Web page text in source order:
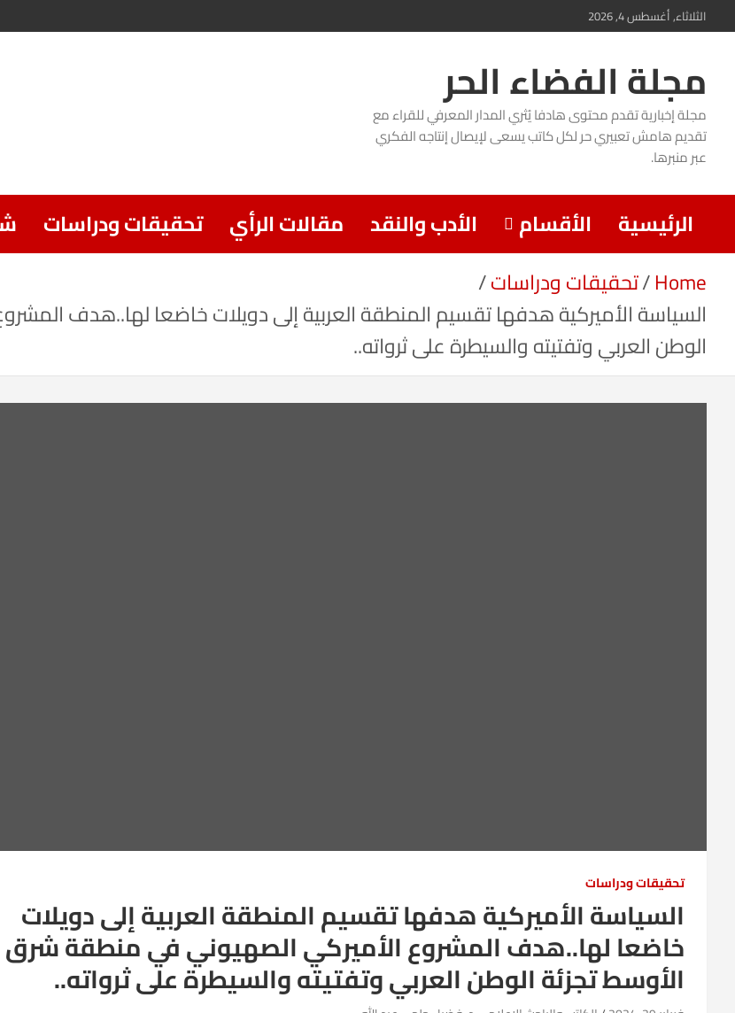
Skip
content
الثلاثاء, أغسطس 4, 2026
مجلة الفضاء الحر
مجلة إخبارية تقدم محتوى هادفا يُثري المدار المعرفي للقراء مع
تقديم هامش تعبيري حر لكل كاتب يسعى لإيصال إنتاجه الفكري
عبر منبرها.
الرئيسية الأقسام الأدب والنقد مقالات الرأي تحقيقات ودراسات
Home تحقيقات ودراسات
السياسة الأميركية هدفها تقسيم المنطقة العربية إلى دويلات خاضعا لها..هدف
الوطن العربي وتفتيته والسيطرة على ثرواته..
تحقيقات ودراسات
السياسة الأميركية هدفها تقسيم المنطقة العربية إلى دويلات
خاضعا لها..هدف المشروع الأميركي الصهيوني في منطقة شرق
الأوسط تجزئة الوطن العربي وتفتيته والسيطرة على ثرواته..